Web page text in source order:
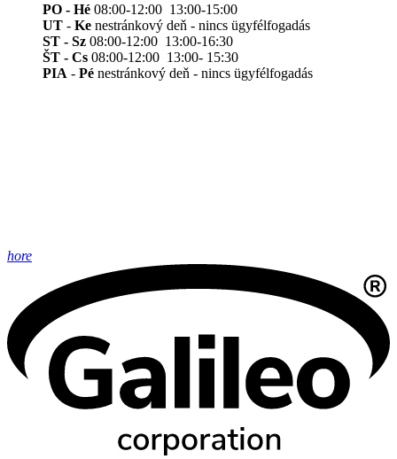
PO - Hé 08:00-12:00 13:00-15:00
UT - Ke nestránkový deň - nincs ügyfélfogadás
ST - Sz 08:00-12:00 13:00-16:30
ŠT - Cs 08:00-12:00 13:00- 15:30
PIA - Pé nestránkový deň - nincs ügyfélfogadás
hore